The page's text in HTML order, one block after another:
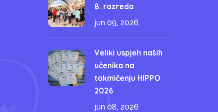
8. razreda
jun 09, 2026
Veliki uspjeh naših
učenika na
takmičenju HIPPO
2026
jun 08, 2026